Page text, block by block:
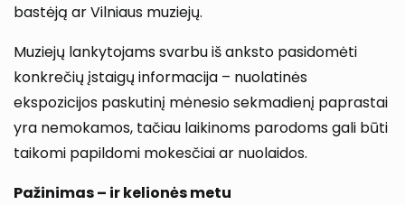
bastėją ar Vilniaus muziejų.
Muziejų lankytojams svarbu iš anksto pasidomėti
konkrečių įstaigų informacija – nuolatinės
ekspozicijos paskutinį mėnesio sekmadienį paprastai
yra nemokamos, tačiau laikinoms parodoms gali būti
taikomi papildomi mokesčiai ar nuolaidos.
Pažinimas – ir kelionės metu